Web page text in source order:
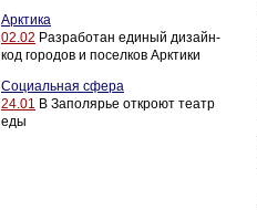
Арктика
02.02 Разработан единый дизайн-
код городов и поселков Арктики
Социальная сфера
24.01 В Заполярье откроют театр
еды